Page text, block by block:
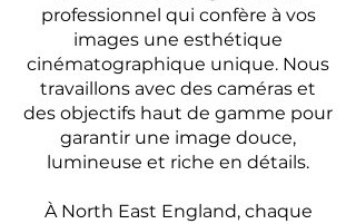
professionnel qui confère à vos
images une esthétique
cinématographique unique. Nous
travaillons avec des caméras et
des objectifs haut de gamme pour
garantir une image douce,
lumineuse et riche en détails.
À North East England, chaque